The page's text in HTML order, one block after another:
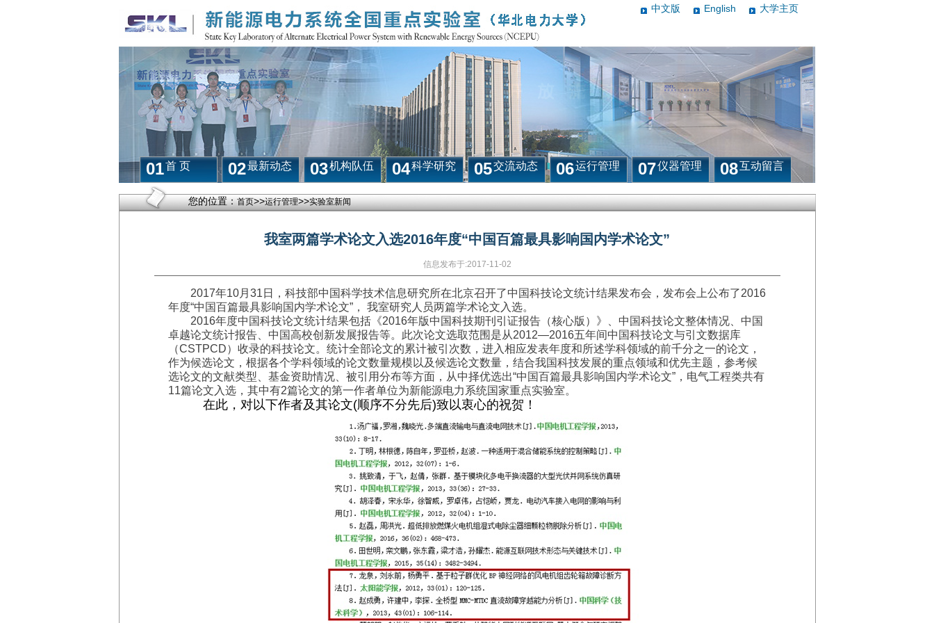
中文版 English 大学主页
01首 页 02最新动态 03机构队伍 04科学研究 05交流动态 06运行管理 07仪器管理 08互动留言
您的位置：首页>>运行管理>>实验室新闻
我室两篇学术论文入选2016年度“中国百篇最具影响国内学术论文”
信息发布于:2017-11-02
2017年10月 31 日，科技部中国科学技术信息研究所在北京召开了中国科技论文统计结果发布会，发布会上公布了2016
年度“中国百篇最具影响国内学术论文”，
我室研究人员两篇学术论文入选。
2016年度中国科技论文统计结果包括《2016年版中国科技期刊引证报告（核心版）》、中国科技论文整体情况、中国
卓越论文统计报告、中国高校创新发展报告等。此次论文选取范围是从2012—2016五年间中国科技论文与引文数据库
（CSTPCD）收录的科技论文。统计全部论文的累计被引次数，进入相应发表年度和所述学科领域的前千分之一的论文，
作为候选论文，根据各个学科领域的论文数量规模以及候选论文数量，结合我国科技发展的重点领域和优先主题，参考候
选论文的文献类型、基金资助情况、被引用分布等方面，从中择优选出“中国百篇最具影响国内学术论文”，电气工程类共有
11篇论文入选，其中有2篇论文的第一作者单位为新能源电力系统国家重点实验室。
在此，对以下作者及其论文(顺序不分先后)致以衷心的祝贺！